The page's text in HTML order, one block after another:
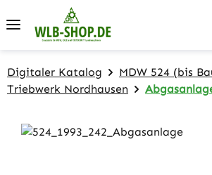
Zum Hauptinhalt springen
Digitaler Katalog
MDW 524 (bis
Triebwerk Nordhausen